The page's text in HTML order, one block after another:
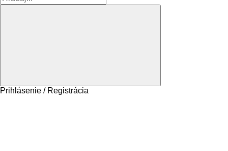
Prihlásenie / Registrácia